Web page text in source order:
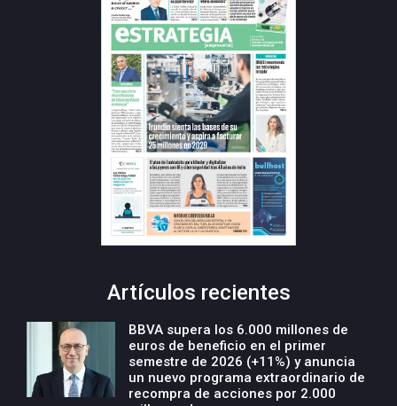
Artículos recientes
BBVA supera los 6.000 millones de
euros de beneficio en el primer
semestre de 2026 (+11%) y anuncia
un nuevo programa extraordinario de
recompra de acciones por 2.000